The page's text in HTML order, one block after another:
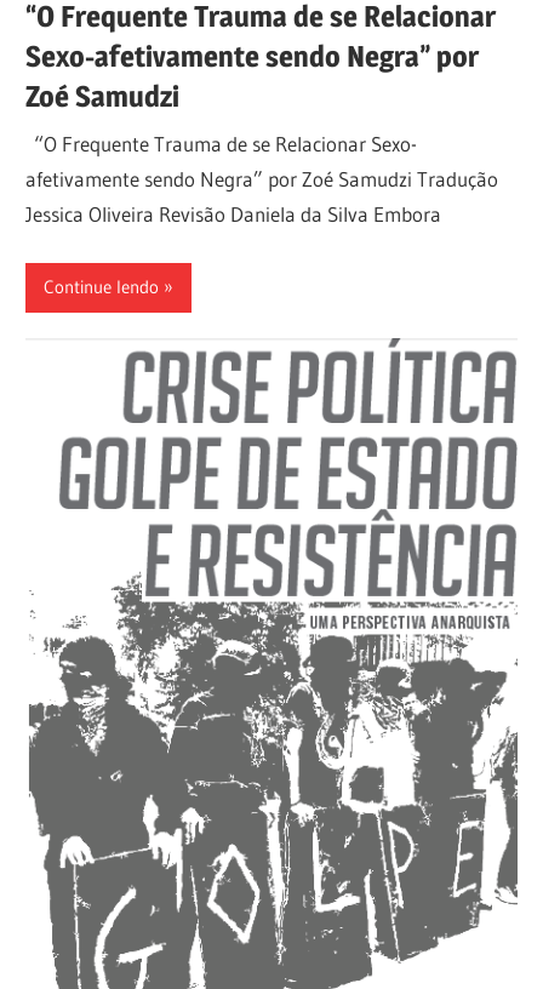
“O Frequente Trauma de se Relacionar
Sexo-afetivamente sendo Negra” por
Zoé Samudzi
“O Frequente Trauma de se Relacionar Sexo-
afetivamente sendo Negra” por Zoé Samudzi Tradução
Jessica Oliveira Revisão Daniela da Silva Embora
Continue lendo